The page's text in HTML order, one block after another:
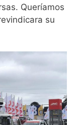
Queríamos
su